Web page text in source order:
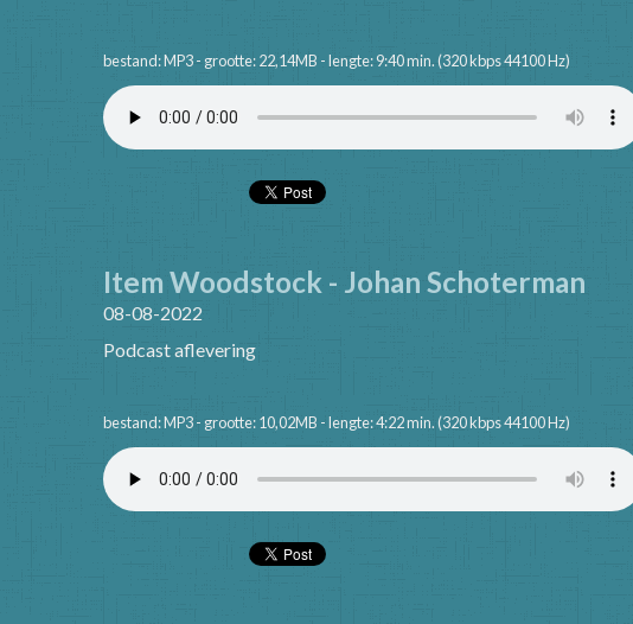
bestand: MP3 - grootte: 22,14MB - lengte: 9:40 min. (320 kbps 44100 Hz)
Item Woodstock - Johan Schoterman
08-08-2022
Podcast aflevering
bestand: MP3 - grootte: 10,02MB - lengte: 4:22 min. (320 kbps 44100 Hz)